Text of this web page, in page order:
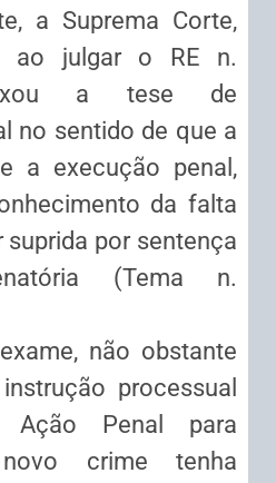
a Suprema Corte,
ao julgar o RE n.
fixou a tese de
no sentido de que a
a execução penal,
da falta
suprida por sentença
(Tema n.
não obstante
processual
Penal para
crime tenha